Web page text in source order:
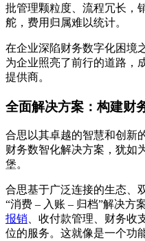
批管理颗粒度、流程冗长，
舵，费用归属难以统计。
在企业深陷财务数字化困境
为企业照亮了前行的道路，
提供商。
全面解决方案：构建财
合思以其卓越的智慧和创新
财务数智化解决方案，犹如
堡。
合思基于广泛连接的生态、
“消费 – 入账 – 归档”解决方
报销 、收付款管理、财务收
位的服务。这就像是一个功